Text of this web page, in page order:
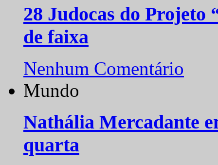
28 Judocas do
de faixa
Nenhum Comentário
Mundo
Nathália Mercadante
quarta